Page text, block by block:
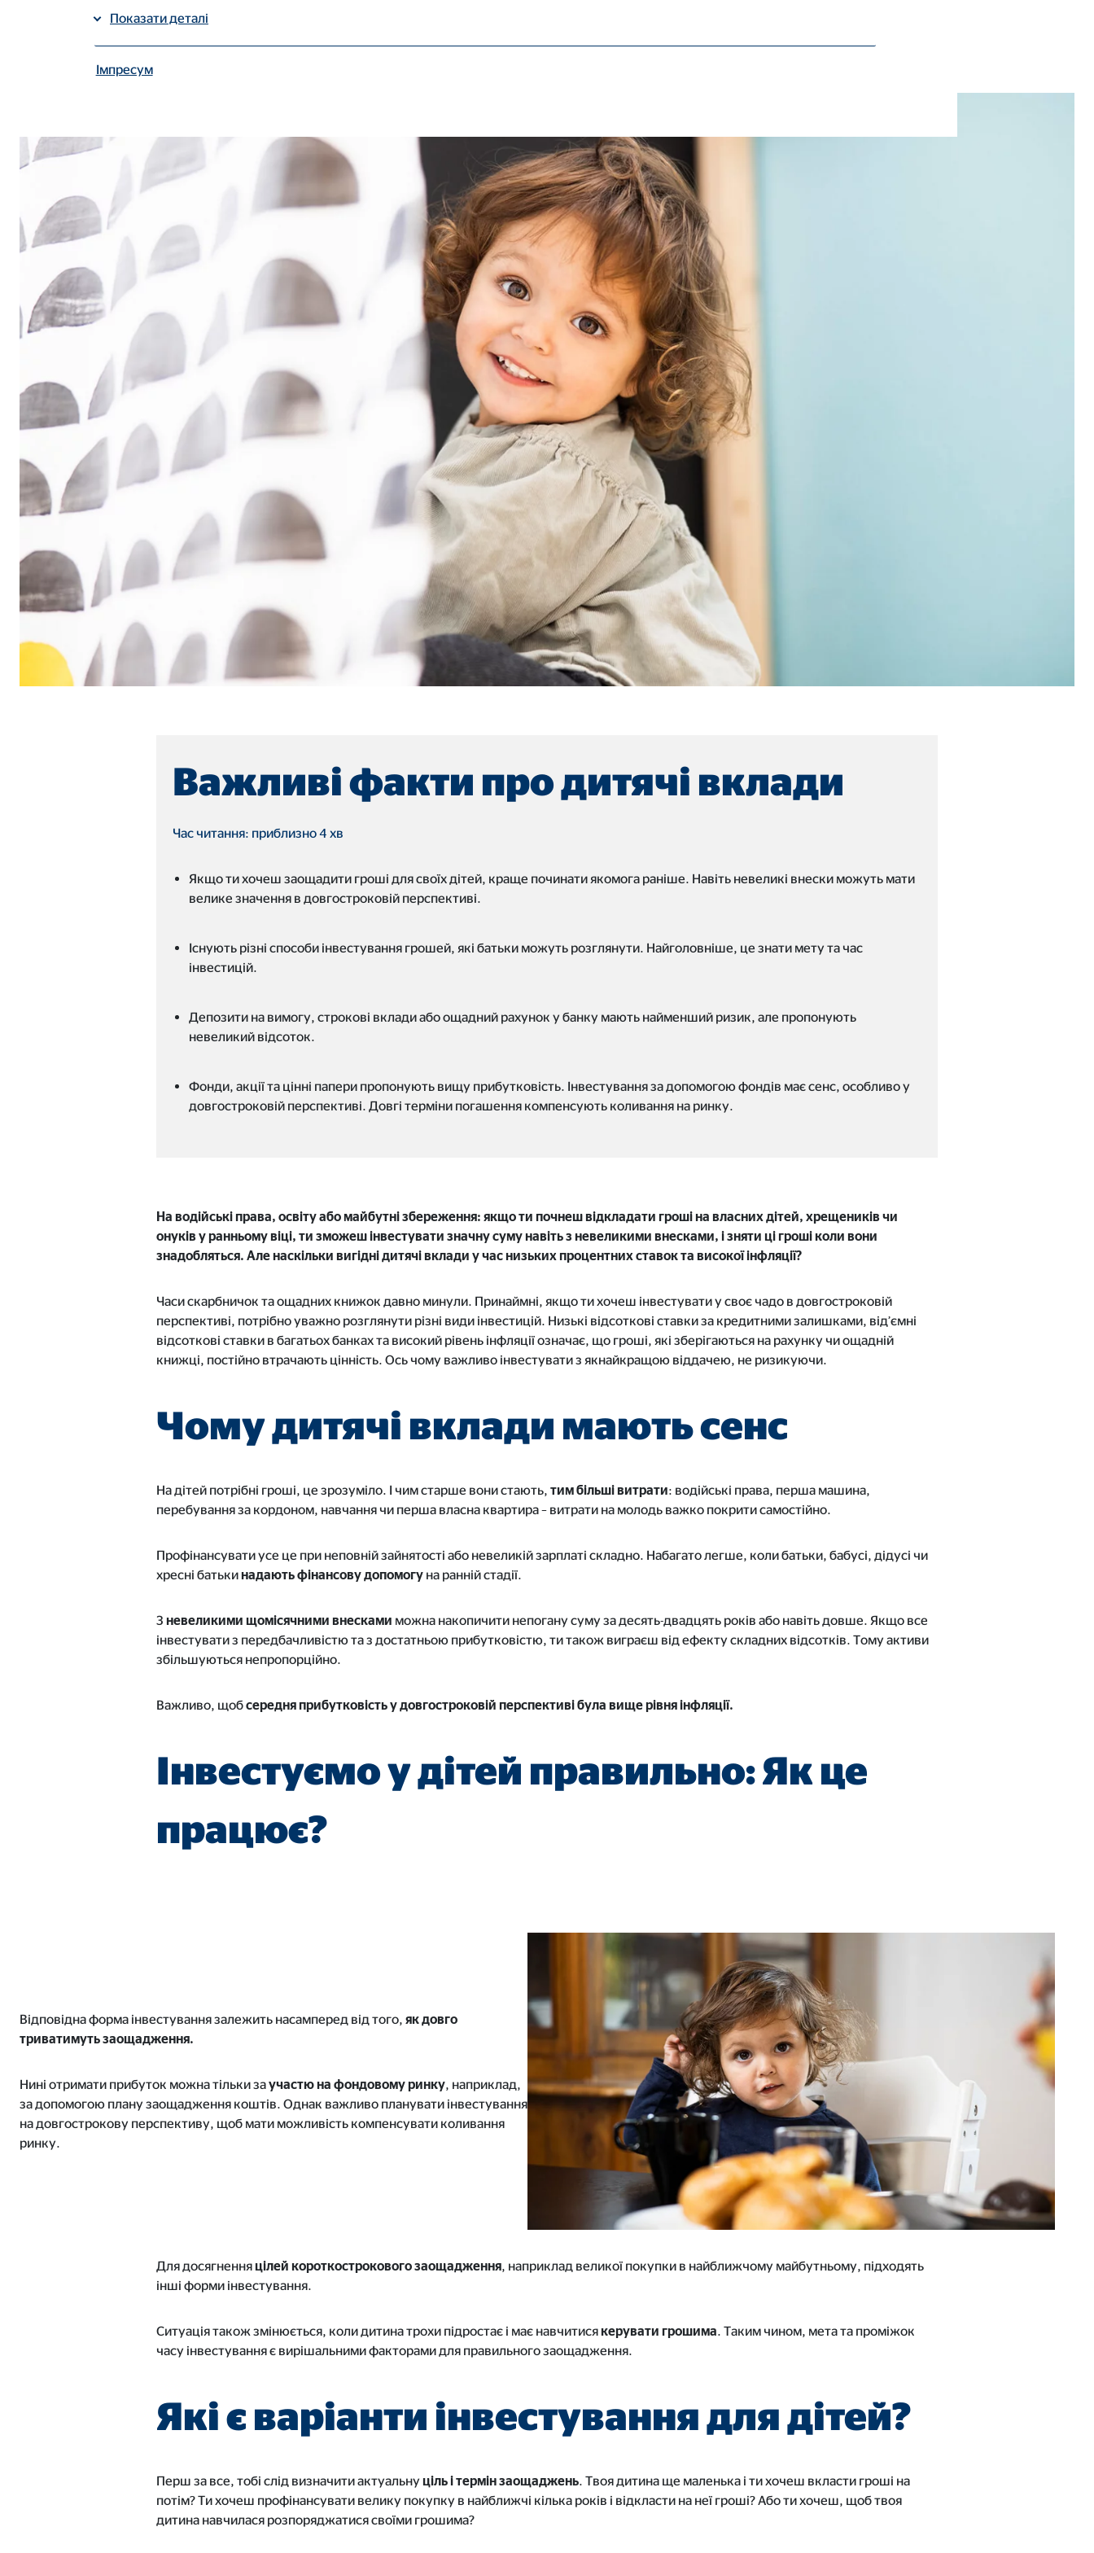
Важливі факти про дитячі вклади
Час читання: приблизно 4 хв
Якщо ти хочеш заощадити гроші для своїх дітей, краще починати якомога раніше. Навіть невеликі внески можуть мати
велике значення в довгостроковій перспективі.
Існують різні способи інвестування грошей, які батьки можуть розглянути. Найголовніше, це знати мету та час
інвестицій.
Депозити на вимогу, строкові вклади або ощадний рахунок у банку мають найменший ризик, але пропонують
невеликий відсоток.
Фонди, акції та цінні папери пропонують вищу прибутковість. Інвестування за допомогою фондів має сенс, особливо у
довгостроковій перспективі. Довгі терміни погашення компенсують коливання на ринку.
На водійські права, освіту або майбутні збереження: якщо ти почнеш відкладати гроші на власних дітей, хрещеників чи
онуків у ранньому віці, ти зможеш інвестувати значну суму навіть з невеликими внесками, і зняти ці гроші коли вони
знадобляться. Але наскільки вигідні дитячі вклади у час низьких процентних ставок та високої інфляції?
Часи скарбничок та ощадних книжок давно минули. Принаймні, якщо ти хочеш інвестувати у своє чадо в довгостроковій
перспективі, потрібно уважно розглянути різні види інвестицій. Низькі відсоткові ставки за кредитними залишками, від’ємні
відсоткові ставки в багатьох банках та високий рівень інфляції означає, що гроші, які зберігаються на рахунку чи ощадній
книжці, постійно втрачають цінність. Ось чому важливо інвестувати з якнайкращою віддачею, не ризикуючи.
Чому дитячі вклади мають сенс
На дітей потрібні гроші, це зрозуміло. І чим старше вони стають, тим більші витрати: водійські права, перша машина,
перебування за кордоном, навчання чи перша власна квартира – витрати на молодь важко покрити самостійно.
Профінансувати усе це при неповній зайнятості або невеликій зарплаті складно. Набагато легше, коли батьки, бабусі, дідусі чи
хресні батькинадають фінансову допомогу на ранній стадії.
З невеликими щомісячними внесками можна накопичити непогану суму за десять-двадцять років або навіть довше. Якщо все
інвестувати з передбачливістю та з достатньою прибутковістю, ти також виграєш від ефекту складних відсотків. Тому активи
збільшуються непропорційно.
Важливо, щобсередня прибутковість у довгостроковій перспективі була вище рівня інфляції.
Інвестуємо у дітей правильно: Як це
працює?
Відповідна форма інвестування залежить насамперед від того, як довго
триватимуть заощадження.
Нині отримати прибуток можна тільки заучастю на фондовомуринку, наприклад,
за допомогою плану заощадження коштів. Однак важливо планувати інвестування
на довгострокову перспективу, щоб мати можливість компенсувати коливання
ринку.
Для досягненняцілей короткострокового заощадження , наприклад великої покупки в найближчому майбутньому, підходять
інші форми інвестування.
Ситуація також змінюється, коли дитина трохи підростає і має навчитисякерувати грошима . Таким чином, мета та проміжок
часу інвестування є вирішальними факторами для правильного заощадження.
Які є варіанти інвестування для дітей?
Перш за все, тобі слід визначити актуальну ціль і термін заощаджень . Твоя дитина ще маленька і ти хочеш вкласти гроші на
потім? Ти хочеш профінансувати велику покупку в найближчі кілька років і відкласти на неї гроші? Або ти хочеш, щоб твоя
дитина навчилася розпоряджатися своїми грошима?
Показати деталі
Назва:
Постачальник: TYPO3 Association
зберегти налаштування користувача
Тривалість:
Файл cookie згоди
Мета: Керувати налаштуваннями згоди
Статистика файлів cookie
Статистичні файли cookie збирають інформацію анонімно. Ця інформація допомагає нам зрозуміти, як відвідувачі використовують наш веб-
сайт.
_ga, _gat_UA-41411249-15, _gid
Постачальник: Google Ireland Ltd.
Контент із платформ відео та карт блокується за замовчуванням. Якщо файли cookie приймаються з зовнішніх медіа, то доступ до цього
Постачальник:
youtube
Імпресум